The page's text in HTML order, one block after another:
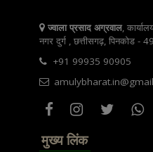
ज्वाला प्रसाद अग्रवाल,
नगर दुर्ग , छत्तीसगढ़, पिनकोड -
+91 99935 90905
मुख्य लिंक